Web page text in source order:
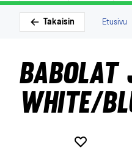
Takaisin Etusivu
Babolat
White/